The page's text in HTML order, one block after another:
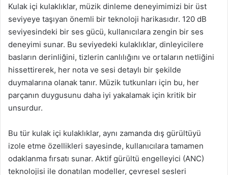
Kulak içi kulaklıklar, müzik dinleme deneyimimizi bir üst
seviyeye taşıyan önemli bir teknoloji harikasıdır. 120 dB
seviyesindeki bir ses gücü, kullanıcılara zengin bir ses
deneyimi sunar. Bu seviyedeki kulaklıklar, dinleyicilere
basların derinliğini, tizlerin canlılığını ve ortaların netliğini
hissettirerek, her nota ve sesi detaylı bir şekilde
duymalarına olanak tanır. Müzik tutkunları için bu, her
parçanın duygusunu daha iyi yakalamak için kritik bir
unsurdur.
Bu tür kulak içi kulaklıklar, aynı zamanda dış gürültüyü
izole etme özellikleri sayesinde, kullanıcılara tamamen
odaklanma fırsatı sunar. Aktif gürültü engelleyici (ANC)
teknolojisi ile donatılan modeller, çevresel sesleri